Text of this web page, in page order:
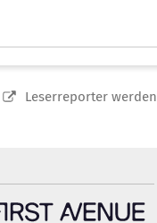
Leserreporter werden